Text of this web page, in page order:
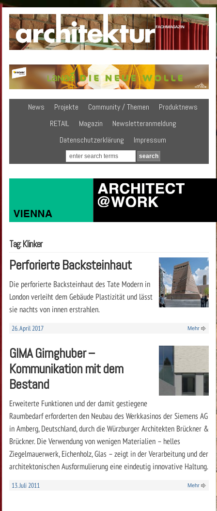
News Projekte Community / Themen
Produktnews
RETAIL
Magazin
Newsletteranmeldung
Datenschutzerklärung
Impressum
Tag: Klinker
Perforierte Backsteinhaut
Die perforierte Backsteinhaut des Tate Modern in
London verleiht dem Gebäude Plastizität und lässt
sie nachts von innen erstrahlen.
26. April 2017 Mehr
GIMA Girnghuber –
Kommunikation mit dem
Bestand
Erweiterte Funktionen und der damit gestiegene
Raumbedarf erforderten den Neubau des Werkkasinos der Siemens AG
in Amberg, Deutschland, durch die Würzburger Architekten Brückner &
Brückner. Die Verwendung von wenigen Materialien – helles
Ziegelmauerwerk, Eichenholz, Glas – zeigt in der Verarbeitung und der
architektonischen Ausformulierung eine eindeutig innovative Haltung.
13. Juli 2011 Mehr